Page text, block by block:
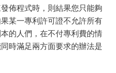
佈程式時，則結果您只能夠
某一專利許可證不允許所有
的人們，在不付專利費的情
時滿足兩方面要求的辦法是